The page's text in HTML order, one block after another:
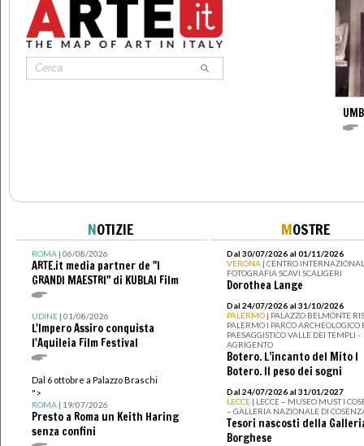
NOTIZIE
ROMA| 06/08/2026
ARTE.it media partner de "I
GRANDI MAESTRI" di KUBLAI Film
UDINE| 01/08/2026
L'Impero Assiro conquista
l'Aquileia Film Festival
Dal 6 ottobre a Palazzo Braschi
">
ROMA| 19/07/2026
Presto a Roma un Keith Haring
senza confini
MOSTRE
Dal 30/07/2026 al 01/11/2026
VERONA | CENTRO
FOTOGRAFIA SCAVI SCALIGERI
Dorothea Lange
Dal 24/07/2026 al 31/10/2026
PALERMO | PALAZZO BELMONTE
PALERMO I PARCO ARCHEOLOGICO
PAESAGGISTICO VALLE DEI TEMPLI -
AGRIGENTO
Botero. L’incanto del Mito I
Botero. Il peso dei sogni
Dal 24/07/2026 al 31/01/2027
LECCE | LECCE – MUSEO MUST I
– GALLERIA NAZIONALE DI
Tesori nascosti della
Borghese